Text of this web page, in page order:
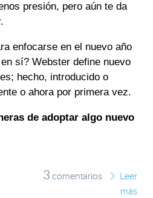
presión, pero aún te da
enfocarse en el nuevo año
sí? Webster define nuevo
hecho, introducido o
o ahora por primera vez.
de adoptar algo nuevo
3 comentarios
Leer
más